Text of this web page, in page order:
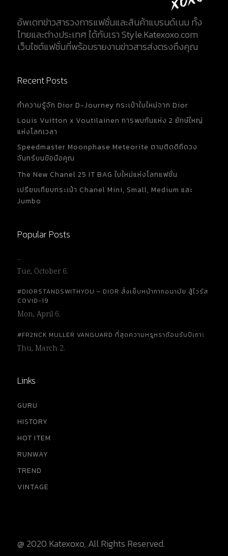
อัพเดทข่าวสารวงการแฟชั่นและสินค้าแบรนด์เนม ทั้ง
ไทยและต่างประเทศ ได้กับเรา Style.Katexoxo.com
เว็บไซต์แฟชั่นที่พร้อมรายงานข่าวสารส่งตรงถึงคุณ
Recent Posts
ทำความรู้จัก Dior D-Journey กระเป๋าใบใหม่จาก Dior
Louis Vuitton x Voutilainen การพบกันแห่ง 2 ยักษ์ใหญ่
แห่งโลกเวลา
Speedmaster Moonphase Meteorite ตามติดดิถีดวง
จันทร์บนข้อมือคุณ
The New Chanel 25 IT BAG ใบใหม่แห่งโลกแฟชั่น
เปรียบเทียบกระเป๋า Chanel Mini, Small, Medium และ
Jumbo
Popular Posts
…
Tue, October 6.
#DIORSTANDSWITHYOU – DIOR สั่งเย็บหน้ากากอนามัย สู้ไวรัส
COVID-19
Mon, April 6.
#FR2NCK MULLER VANGUARD ที่สุดความหรูหราต้อนรับปีเถาะ
Thu, March 2.
Links
GURU
HISTORY
HOT ITEM
RUNWAY
TREND
VINTAGE
@ 2020 Katexoxo, All Rights Reserved.